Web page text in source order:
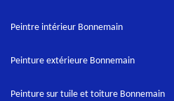
Peintre intérieur Bonnemain
Peinture extérieure Bonnemain
Peinture sur tuile et toiture Bonnemain